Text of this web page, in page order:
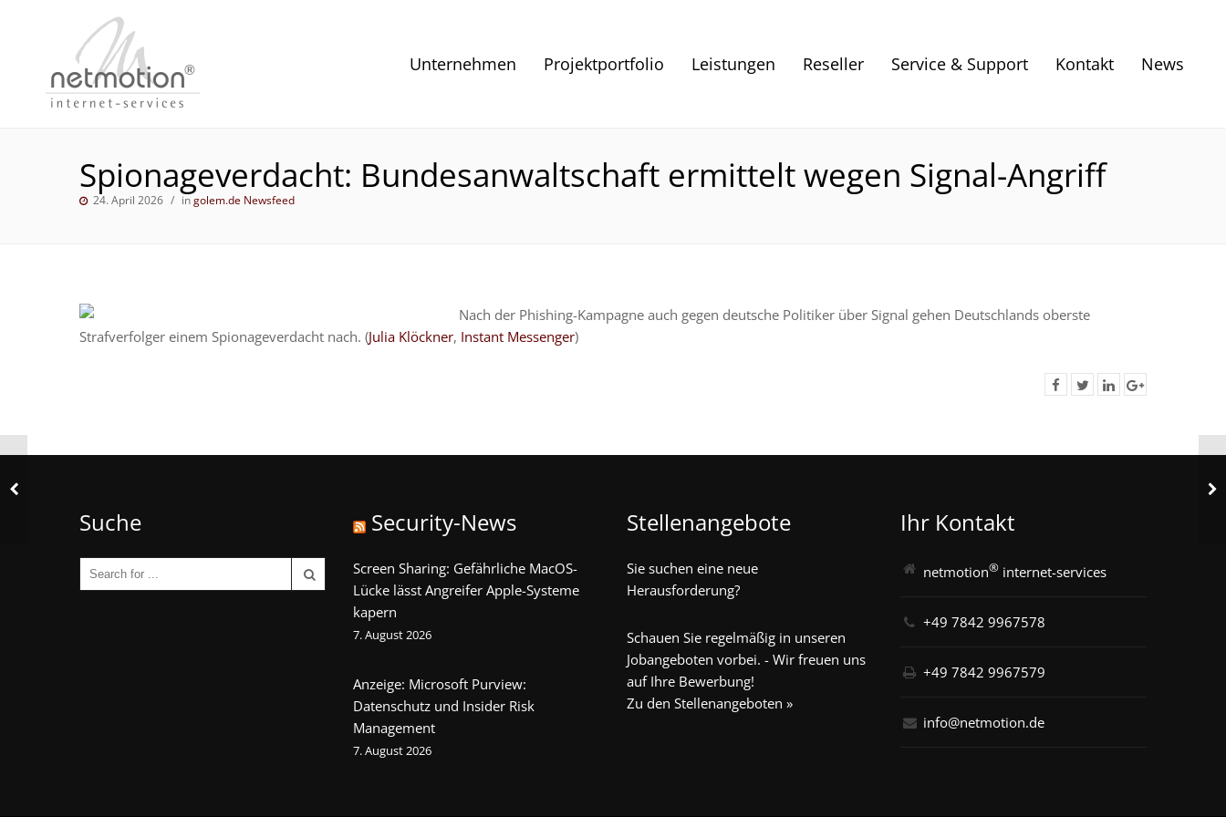
Unternehmen Projektportfolio Leistungen Reseller Service & Support Kontakt News
Spionageverdacht: Bundesanwaltschaft ermittelt wegen Signal-Angriff
24. April 2026 ingolem.de Newsfeed
Nach der Phishing-Kampagne auch gegen deutsche Politiker über Signal gehen Deutschlands oberste
Strafverfolger einem Spionageverdacht nach. (Julia Klöckner, Instant Messenger)
Suche Security-News
Screen Sharing: Gefährliche MacOS-
Lücke lässt Angreifer Apple-Systeme
kapern
7. August 2026
Anzeige: Microsoft Purview:
Datenschutz und Insider Risk
Management
7. August 2026
Stellenangebote
Sie suchen eine neue
Herausforderung?
Schauen Sie regelmäßig in unseren
Jobangeboten vorbei. - Wir freuen uns
auf Ihre Bewerbung!
Zu den Stellenangeboten »
Ihr Kontakt
netmotion® internet-services
+49 7842 9967578
+49 7842 9967579
info@netmotion.de